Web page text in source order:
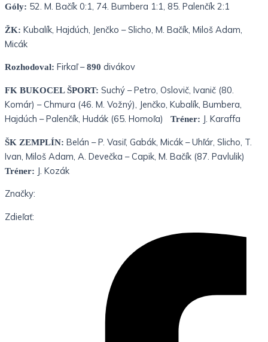
Góly: 52. M. Bačík 0:1, 74. Bumbera 1:1, 85. Palenčík 2:1
ŽK: Kubalík, Hajdúch, Jenčko – Slicho, M. Bačík, Miloš Adam,
Micák
Rozhodoval: Firkaľ –890 divákov
FK BUKOCEL ŠPORT: Suchý – Petro, Oslovič, Ivanič (80.
Komár) – Chmura (46. M. Vožný), Jenčko, Kubalík, Bumbera,
Hajdúch – Palenčík, Hudák (65. Homoľa) Tréner: J. Karaffa
ŠK ZEMPLÍN: Belán – P. Vasiľ, Gabák, Micák – Uhľár, Slicho, T.
Ivan, Miloš Adam, A. Devečka – Capik, M. Bačík (87. Pavlulik)
Tréner: J. Kozák
Značky:
Zdieľať: